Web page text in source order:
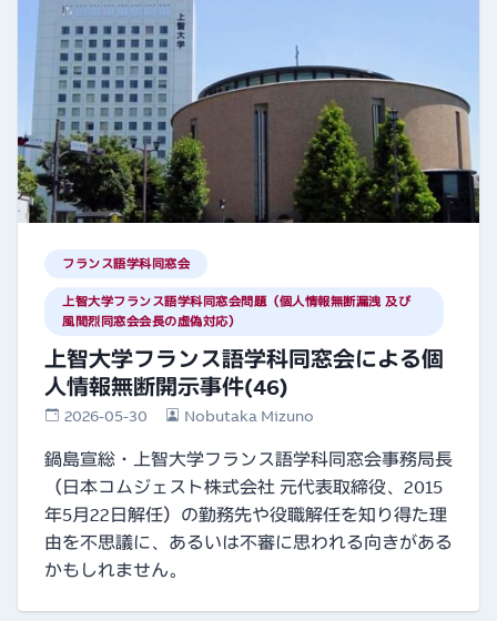
フランス語学科同窓会
上智大学フランス語学科同窓会問題（個人情報無断漏洩 及び
風間烈同窓会会長の虚偽対応）
上智大学フランス語学科同窓会による個
人情報無断開示事件(46)
2026-05-30 Nobutaka Mizuno
鍋島宣総・上智大学フランス語学科同窓会事務局長
（日本コムジェスト株式会社 元代表取締役、2015
年5月22日解任）の勤務先や役職解任を知り得た理
由を不思議に、あるいは不審に思われる向きがある
かもしれません。